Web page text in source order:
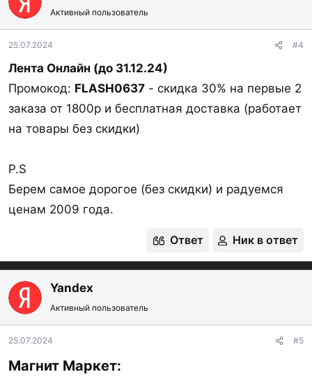
Активный пользователь
25.07.2024 #4
Лента Онлайн (до 31.12.24)
Промокод: FLASH0637 - скидка 30% на первые 2
заказа от 1800р и бесплатная доставка (работает
на товары без скидки)
P.S
Берем самое дорогое (без скидки) и радуемся
ценам 2009 года.
Ответ Ник в ответ
Yandex
Активный пользователь
25.07.2024 #5
Магнит Маркет:​